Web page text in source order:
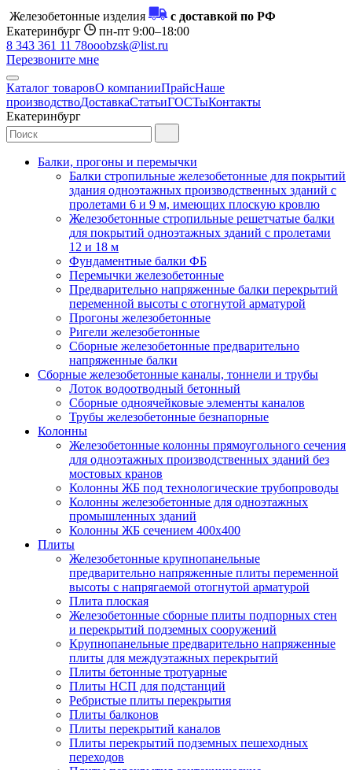
Железобетонные изделия
с доставкой по РФ
Екатеринбург
пн-пт 9:00–18:00
8 343 361 11 78ooobzsk@list.ru
Перезвоните мне
Каталог товаровО компанииПрайсНаше
производствоДоставкаСтатьиГОСТыКонтакты
Екатеринбург
Балки, прогоны и перемычки
Балки стропильные железобетонные для покрытий
здания одноэтажных производственных зданий с
пролетами 6 и 9 м, имеющих плоскую кровлю
Железобетонные стропильные решетчатые балки
для покрытий одноэтажных зданий с пролетами
12 и 18 м
Фундаментные балки ФБ
Перемычки железобетонные
Предварительно напряженные балки перекрытий
переменной высоты с отогнутой арматурой
Прогоны железобетонные
Ригели железобетонные
Сборные железобетонные предварительно
напряженные балки
Сборные железобетонные каналы, тоннели и трубы
Лоток водоотводный бетонный
Сборные одноячейковые элементы каналов
Трубы железобетонные безнапорные
Колонны
Железобетонные колонны прямоугольного сечения
для одноэтажных производственных зданий без
мостовых кранов
Колонны ЖБ под технологические трубопроводы
Колонны железобетонные для одноэтажных
промышленных зданий
Колонны ЖБ сечением 400х400
Плиты
Железобетонные крупнопанельные
предварительно напряженные плиты переменной
высоты с напрягаемой отогнутой арматурой
Плита плоская
Железобетонные сборные плиты подпорных стен
и перекрытий подземных сооружений
Крупнопанельные предварительно напряженные
плиты для междуэтажных перекрытий
Плиты бетонные тротуарные
Плиты НСП для подстанций
Ребристые плиты перекрытия
Плиты балконов
Плиты перекрытий каналов
Плиты перекрытий подземных пешеходных
переходов